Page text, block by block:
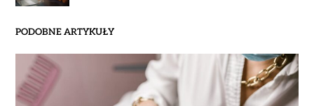
PODOBNE ARTYKUŁY